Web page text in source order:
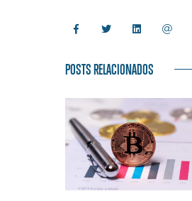
POSTS RELACIONADOS